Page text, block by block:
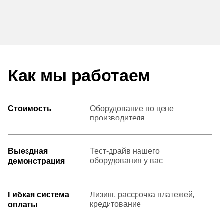
Как мы работаем
Стоимость
Оборудование по цене
производителя
Выездная
демонстрация
Тест-драйв нашего
оборудования у вас
Гибкая система
оплаты
Лизинг, рассрочка платежей,
кредитование